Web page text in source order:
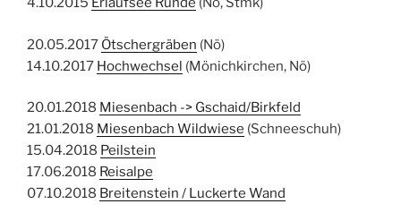
20.05.2017 Ötschergräben (Nö)
14.10.2017 Hochwechsel (Mönichkirchen, Nö)
20.01.2018 Miesenbach -> Gschaid/Birkfeld
21.01.2018 Miesenbach Wildwiese (Schneeschuh)
15.04.2018 Peilstein
17.06.2018 Reisalpe
07.10.2018 Breitenstein / Luckerte Wand